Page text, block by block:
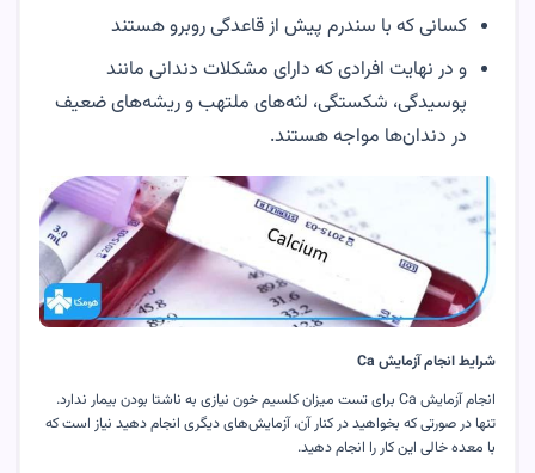
کسانی که با سندرم پیش از قاعدگی روبرو هستند
و در نهایت افرادی که دارای مشکلات دندانی مانند
پوسیدگی، شکستگی، لثه‌های ملتهب و ریشه‌های ضعیف
در دندان‌ها مواجه هستند.
شرایط انجام آزمایش Ca
انجام آزمایش
برای تست میزان کلسیم خون نیازی به ناشتا بودن بیمار ندارد.
تنها در صورتی که بخواهید در کنار آن، آزمایش‌های دیگری انجام دهید نیاز است که
با معده خالی این کار را انجام دهید.